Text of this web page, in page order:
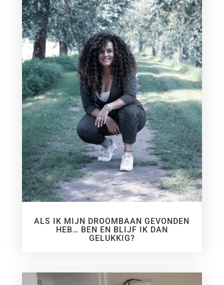
ALS IK MIJN DROOMBAAN GEVONDEN
HEB… BEN EN BLIJF IK DAN
GELUKKIG?